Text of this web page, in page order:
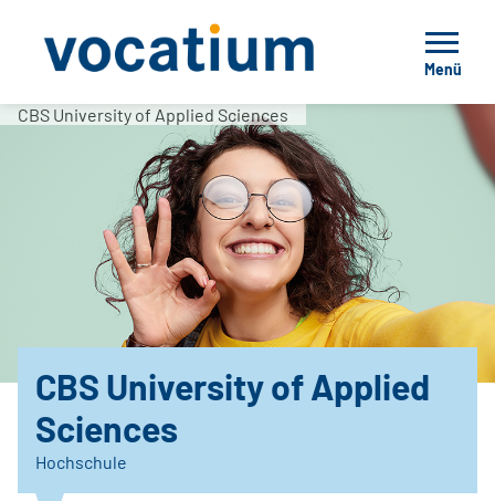
Menü
CBS University of Applied Sciences
CBS University of Applied
Sciences
Hochschule